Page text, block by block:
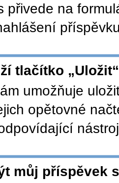
přivede na
tlačítko
umožňuje
opětovné
můj příspěvek